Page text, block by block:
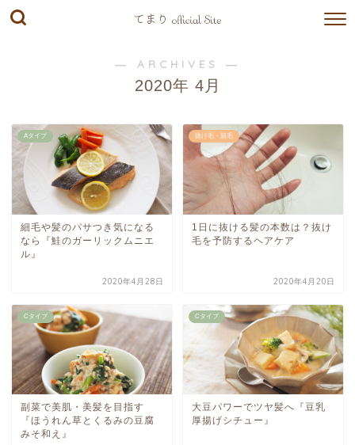
― ARCHIVES ―
2020年 4月
Aタイプ
細毛や髪のパサつき気になる
なら『鮭のガーリックムニエ
ル』
2020年4月28日
抜け毛・脱毛
1日に抜ける髪の本数は？抜け
毛を予防するヘアケア
2020年4月20日
Cタイプ
副菜で美肌・美髪を目指す
『ほうれん草とくるみの豆腐
みそ和え』
Cタイプ
大豆パワーでツヤ髪へ『豆乳
厚揚げシチュー』